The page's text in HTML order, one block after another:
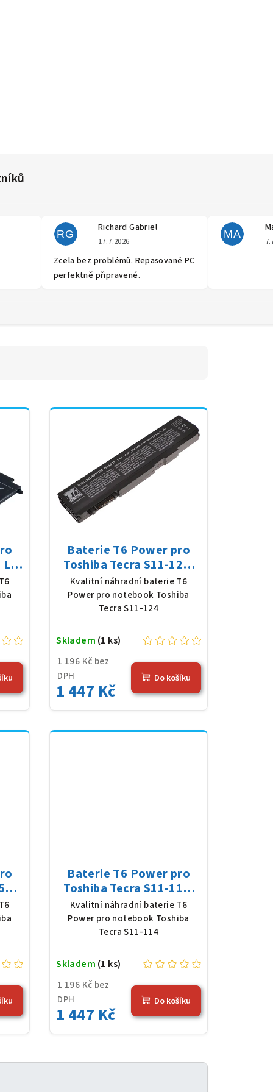
obchodu je 5 z 5 hvězdiček.
RG
Richard Gabriel
Hodnocení obchodu je 5 z 5
17.7.2026
Zcela bez problémů. Repasované PC
perfektně připravené.
MA
Li-
Baterie T6 Power pro
Toshiba Tecra S11-124,
Li-Ion, 10,8 V, 5200 mAh
(56 Wh), černá
Kvalitní náhradní baterie T6
Power pro notebook Toshiba
Tecra S11-124
1 196 Kč bez
DPH
1 447 Kč
Skladem (1 ks)
Do košíku
Baterie T6 Power pro
Toshiba Tecra S11-114,
Li-Ion, 10,8 V, 5200 mAh
(56 Wh), černá
Kvalitní náhradní baterie T6
Power pro notebook Toshiba
Tecra S11-114
1 196 Kč bez
DPH
1 447 Kč
Skladem (1 ks)
Do košíku